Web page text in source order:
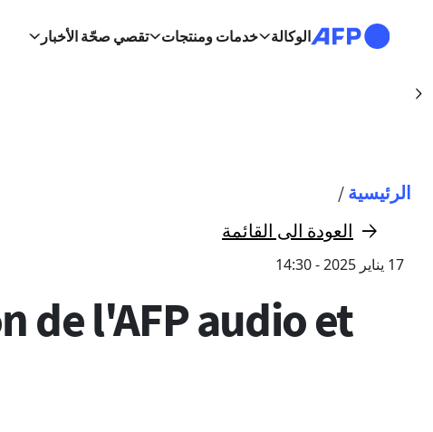
الوكالة
خدمات ومنتجات تقصي صحّة الأخبار
مسار التنقل
الرئيسية /
العودة الى القائمة
17 يناير 2025 - 14:30
de l'AFP audio et